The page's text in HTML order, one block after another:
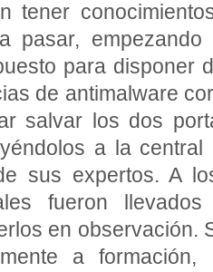
tener
pasar,
para disponer
de antimalware
salvar los dos
a la
sus expertos. A
fueron
en observación.
a